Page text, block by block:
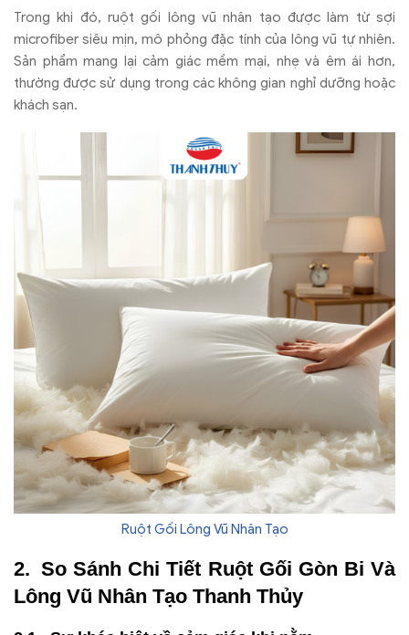
Trong khi đó, ruột gối lông vũ nhân tạo được làm từ sợi
microfiber siêu mịn, mô phỏng đặc tính của lông vũ tự nhiên.
Sản phẩm mang lại cảm giác mềm mại, nhẹ và êm ái hơn,
thường được sử dụng trong các không gian nghỉ dưỡng hoặc
khách sạn.
Ruột Gối Lông Vũ Nhân Tạo
So Sánh Chi Tiết Ruột Gối Gòn Bi Và
Lông Vũ Nhân Tạo Thanh Thủy